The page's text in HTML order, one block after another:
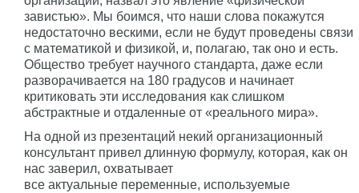
завистью». Мы боимся, что наши слова покажутся
недостаточно вескими, если не будут проведены связи
с математикой и физикой, и, полагаю, так оно и есть.
Общество требует научного стандарта, даже если
разворачивается на 180 градусов и начинает
критиковать эти исследования как слишком
абстрактные и отдаленные от «реального мира».
На одной из презентаций некий организационный
консультант привел длинную формулу, которая, как он
нас заверил, охватывает
все актуальные переменные, используемые